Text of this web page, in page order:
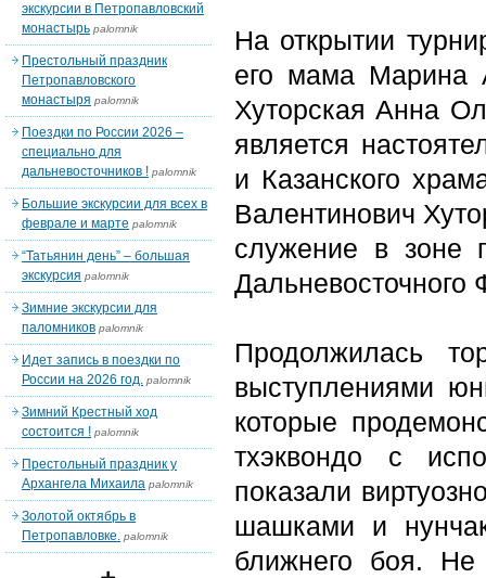
На открытии
его мама Марина
Хуторская Анна
является
и Казанского
Валентинович
служение в зоне
Дальневосточного
Продолжилась
выступлениями
которые
тхэквондо с
показали
шашками и
ближнего боя. Не
экскурсии в Петропавловский
монастырь palomnik
Престольный праздник
Петропавловского
монастыря palomnik
Поездки по России 2026 –
специально для
дальневосточников ! palomnik
Большие экскурсии для всех в
феврале и марте palomnik
“Татьянин день” – большая
экскурсия palomnik
Зимние экскурсии для
паломников palomnik
Идет запись в поездки по
России на 2026 год. palomnik
Зимний Крестный ход
состоится ! palomnik
Престольный праздник у
Архангела Михаила palomnik
Золотой октябрь в
Петропавловке. palomnik